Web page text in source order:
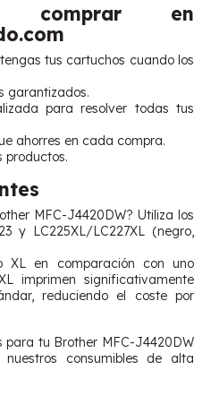
comprar en
tus cartuchos cuando los
garantizados.
para resolver todas tus
ahorres en cada compra.
productos.
MFC-J4420DW? Utiliza los
y LC225XL/LC227XL (negro,
XL en comparación con uno
imprimen significativamente
reduciendo el coste por
tu Brother MFC-J4420DW
consumibles de alta